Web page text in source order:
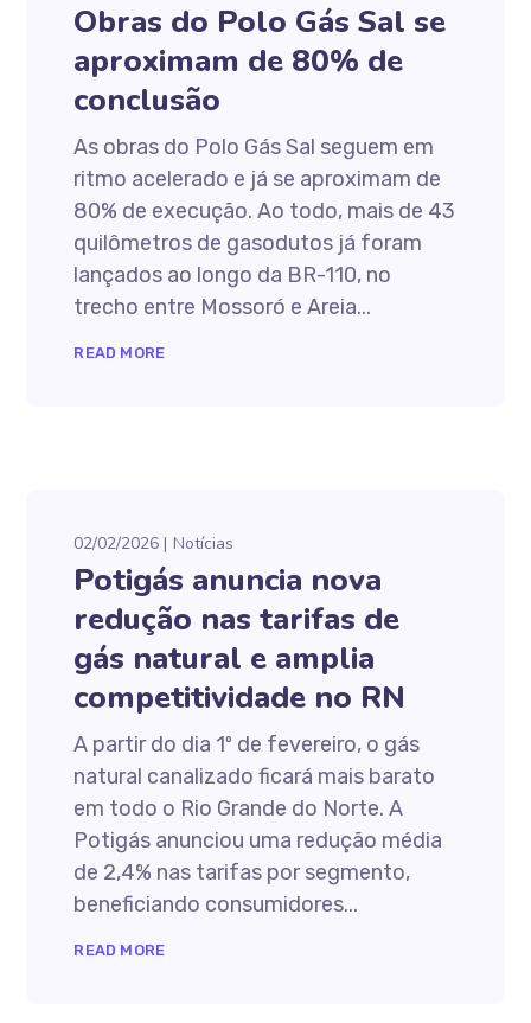
Obras do Polo Gás Sal se
aproximam de 80% de
conclusão
As obras do Polo Gás Sal seguem em
ritmo acelerado e já se aproximam de
80% de execução. Ao todo, mais de 43
quilômetros de gasodutos já foram
lançados ao longo da BR-110, no
trecho entre Mossoró e Areia...
READ MORE
02/02/2026 Notícias
Potigás anuncia nova
redução nas tarifas de
gás natural e amplia
competitividade no RN
A partir do dia 1º de fevereiro, o gás
natural canalizado ficará mais barato
em todo o Rio Grande do Norte. A
Potigás anunciou uma redução média
de 2,4% nas tarifas por segmento,
beneficiando consumidores...
READ MORE